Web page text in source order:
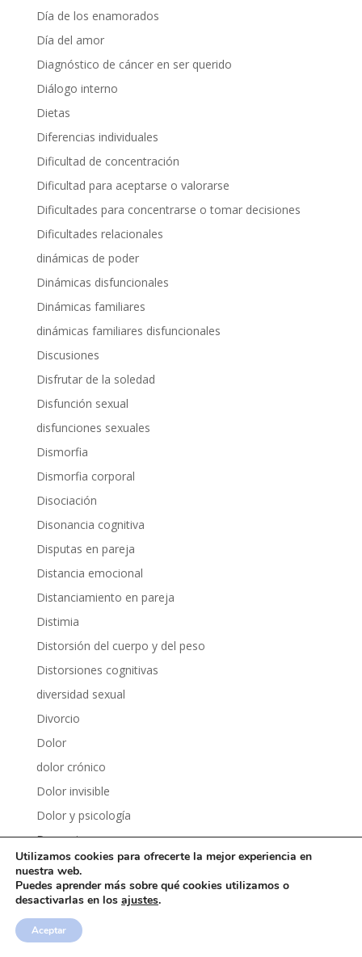
Día de los enamorados
Día del amor
Diagnóstico de cáncer en ser querido
Diálogo interno
Dietas
Diferencias individuales
Dificultad de concentración
Dificultad para aceptarse o valorarse
Dificultades para concentrarse o tomar decisiones
Dificultades relacionales
dinámicas de poder
Dinámicas disfuncionales
Dinámicas familiares
dinámicas familiares disfuncionales
Discusiones
Disfrutar de la soledad
Disfunción sexual
disfunciones sexuales
Dismorfia
Dismorfia corporal
Disociación
Disonancia cognitiva
Disputas en pareja
Distancia emocional
Distanciamiento en pareja
Distimia
Distorsión del cuerpo y del peso
Distorsiones cognitivas
diversidad sexual
Divorcio
Dolor
dolor crónico
Dolor invisible
Dolor y psicología
Dopamina
Dopamina fácil
Dormir mejor
Dudas e inseguridades
Utilizamos cookies para ofrecerte la mejor experiencia en
nuestra web.
Puedes aprender más sobre qué cookies utilizamos o
desactivarlas en los ajustes.
Aceptar